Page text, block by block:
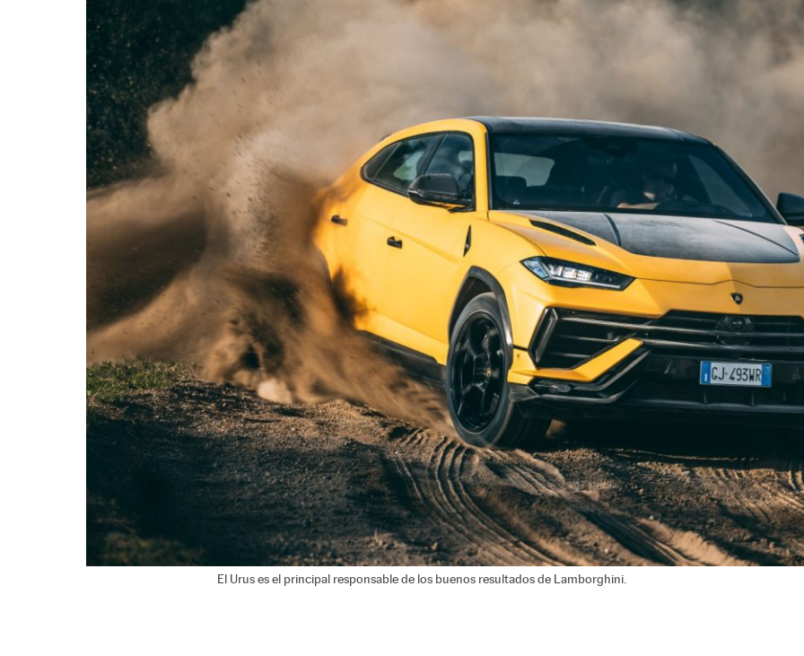
El Urus es el principal responsable de los buenos resultados de Lamborghini.